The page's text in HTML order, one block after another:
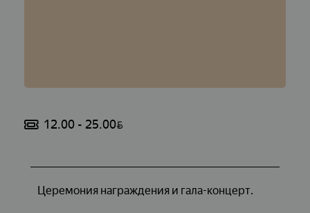
12.00 - 25.00BYN
Церемония награждения и гала-концерт.